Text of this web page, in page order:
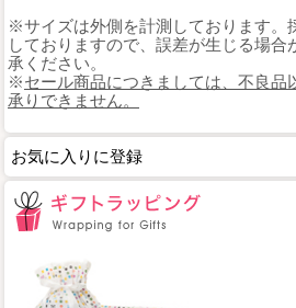
※サイズは外側を計測しております。
しておりますので、誤差が生じる場合
承ください。
※セール商品につきましては、不良品
承りできません。
お気に入りに登録